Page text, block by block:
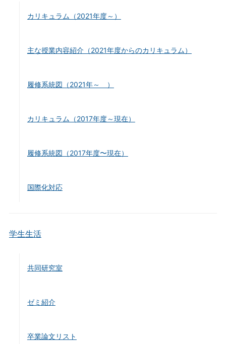
カリキュラム（2021年度～）
主な授業内容紹介（2021年度からのカリキュラム）
履修系統図（2021年～ ）
カリキュラム（2017年度～現在）
履修系統図（2017年度〜現在）
国際化対応
学生生活
共同研究室
ゼミ紹介
卒業論文リスト